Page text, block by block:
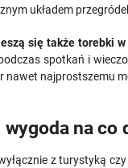
układem
się także torebki
spotkań i
nawet najprostszemu
na co
z turystyką czy